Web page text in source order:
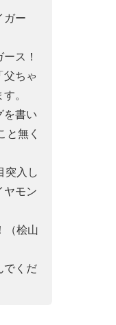
ガー
ス！
父ちゃ
。
を書い
と無く
突入し
ヤモン
（桧山
でくだ